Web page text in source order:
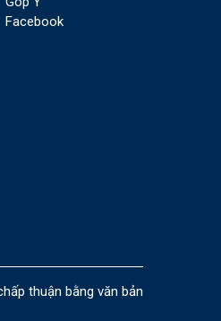
Facebook
thuận bằng văn bản